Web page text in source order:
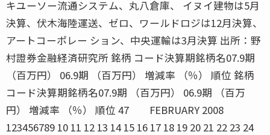
キユーソー流通システム、丸八倉庫、 イヌイ建物は5月
決算、伏木海陸運送、ゼロ、ワールドロジは12月決算、
アートコーポレー ション、中央運輸は3月決算 出所：野
村證券金融経済研究所 銘柄 コード決算期銘柄名07.9期
（百万円） 06.9期 （百万円） 増減率 （％） 順位 銘柄
コード決算期銘柄名07.9期 （百万円） 06.9期 （百万
円） 増減率 （％） 順位 47 FEBRUARY 2008
123456789 10 11 12 13 14 15 16 17 18 19 20 21 22 23 24